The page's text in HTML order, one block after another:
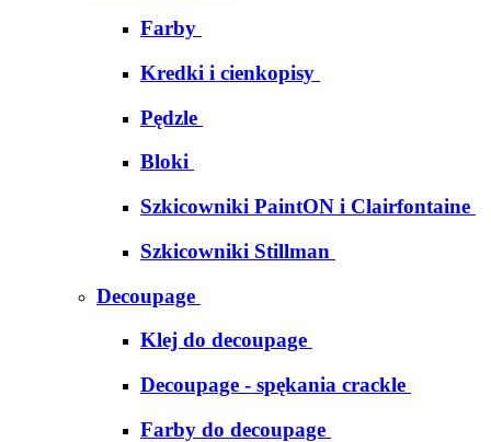
Farby
Kredki i cienkopisy
Pędzle
Bloki
Szkicowniki PaintON i Clairfontaine
Szkicowniki Stillman
Decoupage
Klej do decoupage
Decoupage - spękania crackle
Farby do decoupage